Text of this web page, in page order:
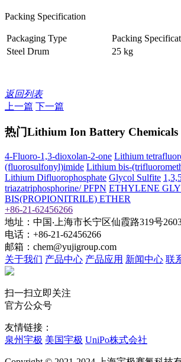
Packing Specification
Packaging Type
Packing
Steel Drum
25 kg
返回列表
上一篇 下一篇
热门Lithium Ion Battery Chemicals
4-Fluoro-1,3-dioxolan-2-one Lithium
(fluorosulfonyl)imide Lithium bis-
Lithium Difluorophosphate Glycol Sulfite
triazatriphosphorine/ PFPN ETHYLENE
BIS(PROPIONITRILE) ETHER
+86-21-62456266
地址：中国‧上海市长宁区仙霞路319号
电话：+86-21-62456266
邮箱：chem@yujigroup.com
关于我们 产品中心 产品应用 新闻中心 联
扫一扫立即关注
官方公众号
友情链接：
泉州宇极 美国宇极 UniPo株式会社